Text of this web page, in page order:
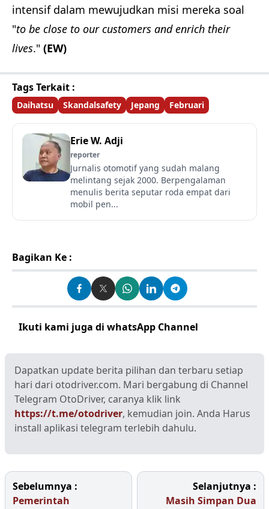
intensif dalam mewujudkan misi mereka soal
"to be close to our customers and enrich their
lives." (EW)
Tags Terkait :
Daihatsu Skandalsafety Jepang Februari
Erie W. Adji
reporter
Jurnalis otomotif yang sudah malang
melintang sejak 2000. Berpengalaman
menulis berita seputar roda empat dari
mobil pen...
Bagikan Ke :
Ikuti kami juga di whatsApp Channel
Dapatkan update berita pilihan dan terbaru setiap
hari dari otodriver.com. Mari bergabung di Channel
Telegram OtoDriver, caranya klik link
https://t.me/otodriver, kemudian join. Anda Harus
install aplikasi telegram terlebih dahulu.
Sebelumnya :
Pemerintah
Selanjutnya :
Masih Simpan Dua